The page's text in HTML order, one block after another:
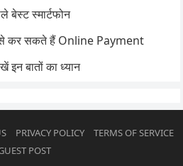
स्मार्टफोन
कर सकते हैं Online Payment
बातों का ध्यान
PRIVACY POLICY
TERMS OF SERVICE
POST